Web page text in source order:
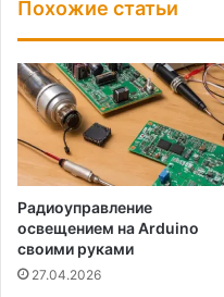
Похожие статьи
Радиоуправление
освещением на Arduino
своими руками
27.04.2026